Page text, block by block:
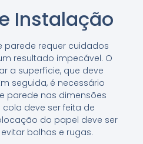
Instalação
parede requer cuidados
resultado impecável. O
a superfície, que deve
seguida, é necessário
parede nas dimensões
deve ser feita de
do papel deve ser
bolhas e rugas.